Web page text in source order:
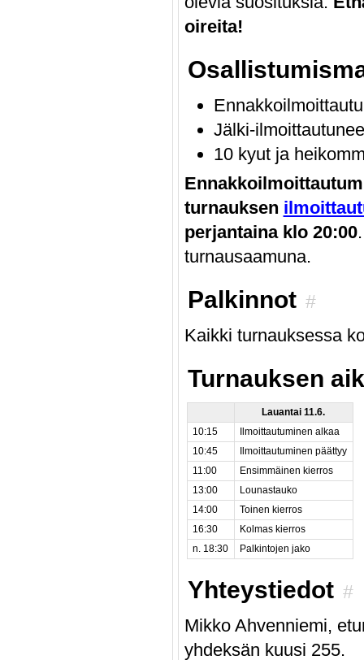
oireita!
Jälki-
10 kyut ja
turnauksen
perjantaina klo 20:00
turnausaamuna.
Palkinnot #
Kaikki turnauksessa
Turnauksen
Lauantai 11.6.
10:15
Ilmoittautuminen alkaa
10:45
Ilmoittautuminen päättyy
11:00
Ensimmäinen kierros
13:00
Lounastauko
14:00
Toinen kierros
16:30
Kolmas kierros
n. 18:30
Palkintojen jako
Yhteystiedot #
Mikko Ahvenniemi,
yhdeksän kuusi 255.